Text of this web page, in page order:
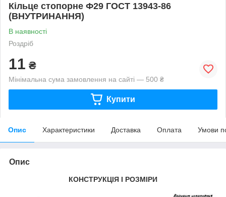
Кільце стопорне Ф29 ГОСТ 13943-86
(ВНУТРИНАННЯ)
В наявності
Роздріб
11 ₴
Мінімальна сума замовлення на сайті — 500 ₴
Купити
Опис Характеристики Доставка Оплата Умови
Опис
КОНСТРУКЦІЯ І РОЗМІРИ